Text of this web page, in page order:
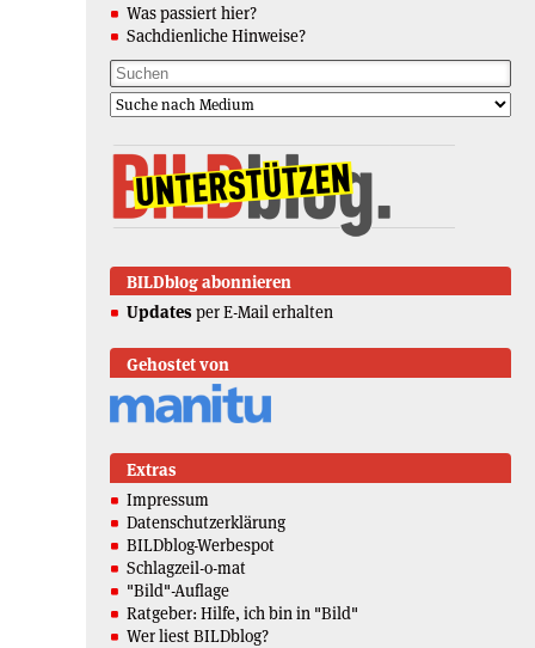
Was passiert hier?
Sachdienliche Hinweise?
BILDblog abonnieren
Updates per E-Mail erhalten
Gehostet von
Extras
Impressum
Datenschutzerklärung
BILDblog-Werbespot
Schlagzeil-o-mat
"Bild"-Auflage
Ratgeber: Hilfe, ich bin in "Bild"
Wer liest BILDblog?